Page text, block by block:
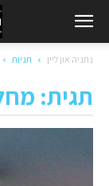
נתניה און ליין תגיות
תגית: